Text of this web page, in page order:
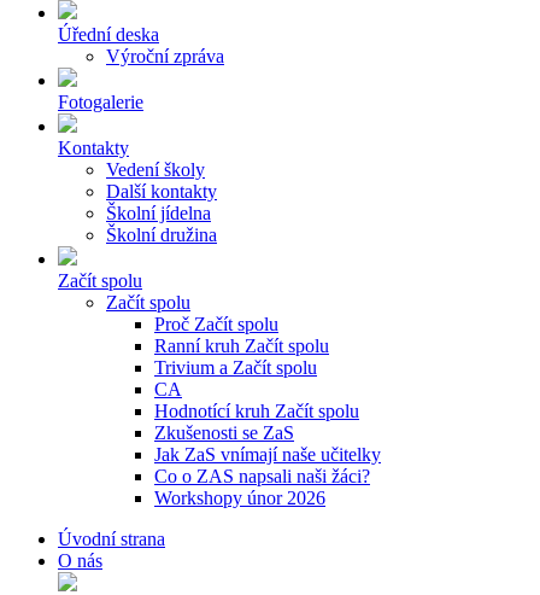
Úřední deska
Výroční zpráva
Fotogalerie
Kontakty
Vedení školy
Další kontakty
Školní jídelna
Školní družina
Začít spolu
Začít spolu
Proč Začít spolu
Ranní kruh Začít spolu
Trivium a Začít spolu
CA
Hodnotící kruh Začít spolu
Zkušenosti se ZaS
Jak ZaS vnímají naše učitelky
Co o ZAS napsali naši žáci?
Workshopy únor 2026
Úvodní strana
O nás